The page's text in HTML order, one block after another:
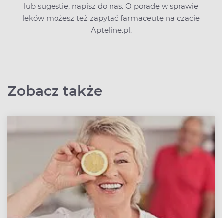
lub sugestie, napisz do nas. O poradę w sprawie
leków możesz też zapytać farmaceutę na czacie
Apteline.pl.
Zobacz także